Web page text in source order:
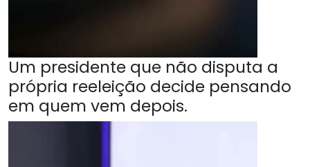
Um presidente que não disputa a
própria reeleição decide pensando
em quem vem depois.